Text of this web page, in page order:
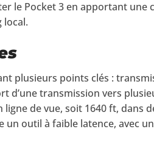
le Pocket 3 en apportant
local.
plusieurs points clés :
d’une transmission vers
de vue, soit 1640 ft, dans
outil à faible latence, avec